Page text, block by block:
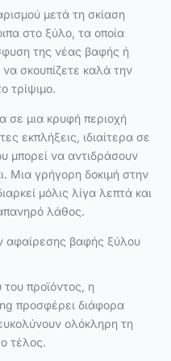
μετά τη σκίαση
στο ξύλο, τα οποία
της νέας βαφής ή
σκουπίζετε καλά την
τρίψιμο.
σε μια κρυφή περιοχή
εκπλήξεις, ιδιαίτερα σε
μπορεί να αντιδράσουν
Μια γρήγορη δοκιμή στην
μόλις λίγα λεπτά και
λάθος.
αφαίρεσης βαφής ξύλου
του προϊόντος, η
προσφέρει διάφορα
ολόκληρη τη
τέλος.